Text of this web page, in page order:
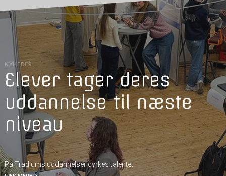
NYHEDER
Elever tager deres
uddannelse til næste
niveau
På Tradiums uddannelser dyrkes talentet